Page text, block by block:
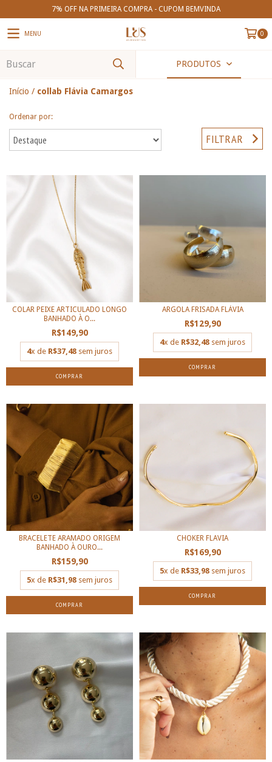
7% OFF NA PRIMEIRA COMPRA - CUPOM BEMVINDA
MENU 0
PRODUTOS
Início / collab Flávia Camargos
Ordenar por:
FILTRAR
COLAR PEIXE ARTICULADO LONGO
BANHADO À O...
R$149,90
4x de R$37,48 sem juros
ARGOLA FRISADA FLÁVIA
R$129,90
4x de R$32,48 sem juros
COMPRAR
BRACELETE ARAMADO ORIGEM
BANHADO À OURO...
R$159,90
5x de R$31,98 sem juros
CHOKER FLAVIA
R$169,90
5x de R$33,98 sem juros
COMPRAR